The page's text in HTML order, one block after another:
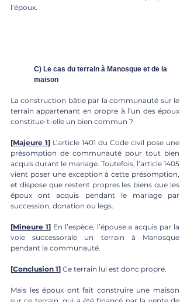
l’époux.
C) Le cas du terrain à Manosque et de la
maison
La construction bâtie par la communauté sur le
terrain appartenant en propre à l’un des époux
constitue-t-elle un bien commun ?
[Majeure 1] L’article 1401 du Code civil pose une
présomption de communauté pour tout bien
acquis durant le mariage. Toutefois, l’article 1405
vient poser une exception à cette présomption,
et dispose que restent propres les biens que les
époux ont acquis pendant le mariage par
succession, donation ou legs.
[Mineure 1] En l’espèce, l’épouse a acquis par la
voie successorale un terrain à Manosque
pendant la communauté.
[Conclusion 1] Ce terrain lui est donc propre.
Mais les époux ont fait construire une maison